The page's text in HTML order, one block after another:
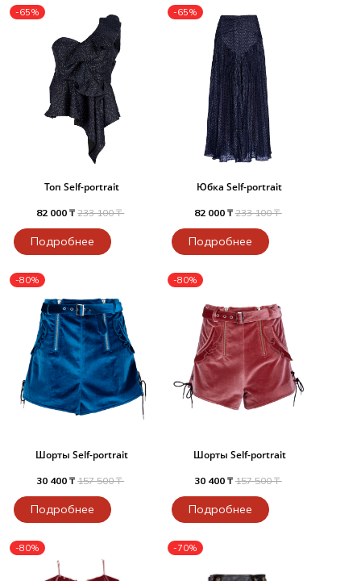
-65%
Топ Self-portrait
82 000 ₸233 100 ₸
Подробнее
-65%
Юбка Self-portrait
82 000 ₸ 233 100 ₸
Подробнее
-80%
Шорты Self-portrait
30 400 ₸157 500 ₸
Подробнее
-80%
Шорты Self-portrait
30 400 ₸ 157 500 ₸
Подробнее
-80% -70%